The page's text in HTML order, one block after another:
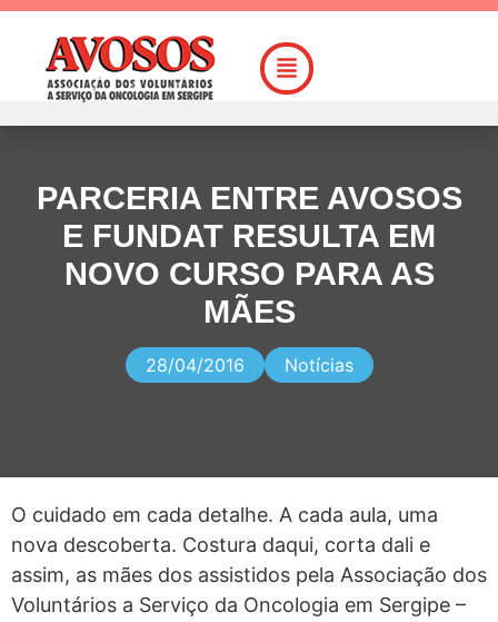
PARCERIA ENTRE AVOSOS
E FUNDAT RESULTA EM
NOVO CURSO PARA AS
MÃES
28/04/2016 Notícias
O cuidado em cada detalhe. A cada aula, uma
nova descoberta. Costura daqui, corta dali e
assim, as mães dos assistidos pela Associação dos
Voluntários a Serviço da Oncologia em Sergipe –